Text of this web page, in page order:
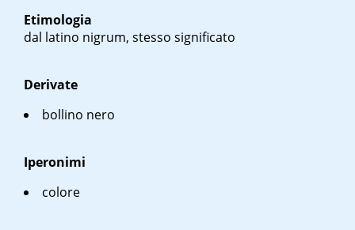
Etimologia
dal latino nigrum, stesso significato
Derivate
bollino nero
Iperonimi
colore